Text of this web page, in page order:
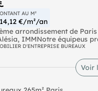
AU M²
€/m²/an
arrondissement de
IMMNotre équipeus
d'environ 70 m² à la
traversant bénéficie d'une
offre de nombreuses
Idéalement situé dans
et parfaitement
D'ENTREPRISE BUREAUX
Voir